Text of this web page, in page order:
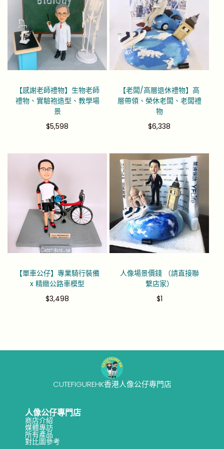
【感謝老師禮物】生物老師
禮物、實驗袍造型、教學場
景
$5,598
【老闆/高層退休禮物】高
層帶領、榮休老闆、老闆禮
物
$6,338
【單車公仔】專業騎行裝備
x 精緻公路車模型
$3,498
人像場景價錢 （請直接聯
繫店家）
$1
CUTEFIGUREHK香港人像公仔專門店
人像公仔專門店
商店介紹
媒體專訪
所有產品
對比圖參考